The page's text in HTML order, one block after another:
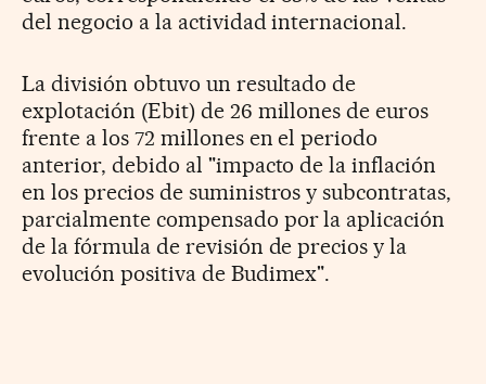
del negocio a la actividad internacional.
La división obtuvo un resultado de
explotación (Ebit) de 26 millones de euros
frente a los 72 millones en el periodo
anterior, debido al "impacto de la inflación
en los precios de suministros y subcontratas,
parcialmente compensado por la aplicación
de la fórmula de revisión de precios y la
evolución positiva de Budimex".